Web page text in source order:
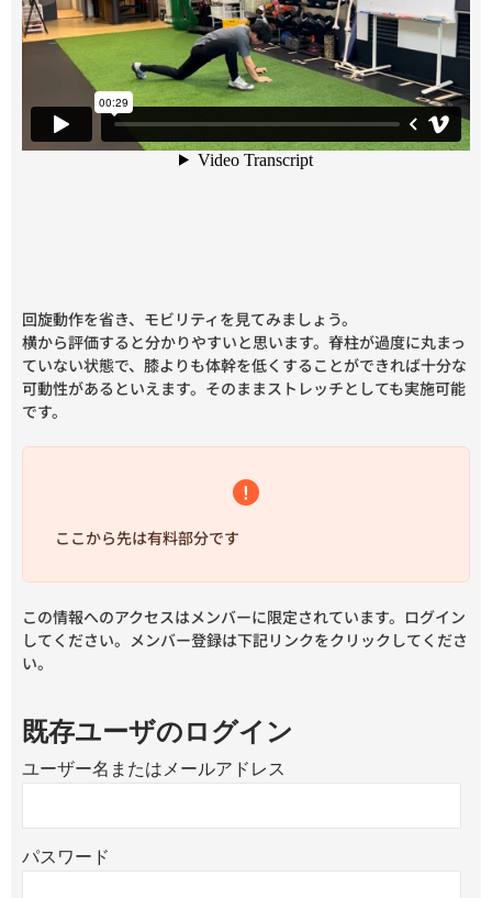
回旋動作を省き、モビリティを見てみましょう。
横から評価すると分かりやすいと思います。脊柱が過度に丸まっ
ていない状態で、膝よりも体幹を低くすることができれば十分な
可動性があるといえます。そのままストレッチとしても実施可能
です。
ここから先は有料部分です
この情報へのアクセスはメンバーに限定されています。ログイン
してください。メンバー登録は下記リンクをクリックしてくださ
い。
既存ユーザのログイン
ユーザー名またはメールアドレス
パスワード